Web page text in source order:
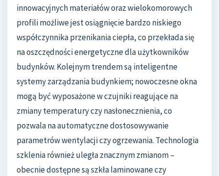
innowacyjnych materiałów oraz wielokomorowych
profili możliwe jest osiągnięcie bardzo niskiego
współczynnika przenikania ciepła, co przekłada się
na oszczędności energetyczne dla użytkowników
budynków. Kolejnym trendem są inteligentne
systemy zarządzania budynkiem; nowoczesne okna
mogą być wyposażone w czujniki reagujące na
zmiany temperatury czy nasłonecznienia, co
pozwala na automatyczne dostosowywanie
parametrów wentylacji czy ogrzewania. Technologia
szklenia również uległa znacznym zmianom –
obecnie dostępne są szkła laminowane czy